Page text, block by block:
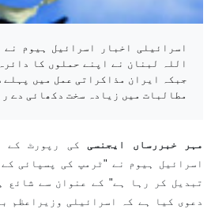
اسرائیلی اخبار اسرائیل ہیوم
اللہ لبنان نے اپنے حملوں کا
جبکہ ایران مذاکراتی عمل میں پہلے
مطالبات میں زیادہ سخت دکھائی دے
مہر خبررساں ایجنسی کی رپورٹ کے
اسرائیل ہیوم نے "ٹرمپ کی پسپائی
تبدیل کر رہا ہے" کے عنوان سے شائع
دعوی کیا ہے کہ اسرائیلی وزیراعظم